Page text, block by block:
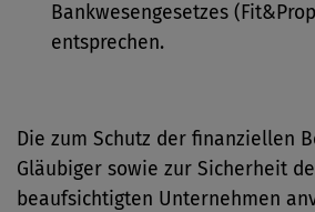
Bankwesengesetzes
entsprechen.
Die zum Schutz der finanziellen
Gläubiger sowie zur Sicherheit
beaufsichtigten Unternehmen